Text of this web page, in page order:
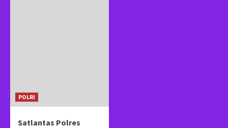
POLRI
Satlantas Polres